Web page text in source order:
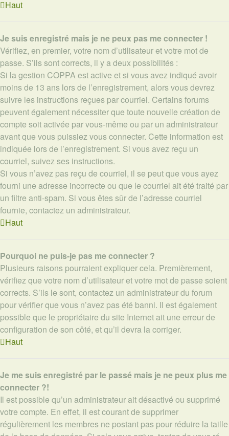
Haut
Je suis enregistré mais je ne peux pas me connecter !
Vérifiez, en premier, votre nom d’utilisateur et votre mot de
passe. S’ils sont corrects, il y a deux possibilités :
Si la gestion COPPA est active et si vous avez indiqué avoir
moins de 13 ans lors de l’enregistrement, alors vous devrez
suivre les instructions reçues par courriel. Certains forums
peuvent également nécessiter que toute nouvelle création de
compte soit activée par vous-même ou par un administrateur
avant que vous puissiez vous connecter. Cette information est
indiquée lors de l’enregistrement. Si vous avez reçu un
courriel, suivez ses instructions.
Si vous n’avez pas reçu de courriel, il se peut que vous ayez
fourni une adresse incorrecte ou que le courriel ait été traité par
un filtre anti-spam. Si vous êtes sûr de l’adresse courriel
fournie, contactez un administrateur.
Haut
Pourquoi ne puis-je pas me connecter ?
Plusieurs raisons pourraient expliquer cela. Premièrement,
vérifiez que votre nom d’utilisateur et votre mot de passe soient
corrects. S’ils le sont, contactez un administrateur du forum
pour vérifier que vous n’avez pas été banni. Il est également
possible que le propriétaire du site Internet ait une erreur de
configuration de son côté, et qu’il devra la corriger.
Haut
Je me suis enregistré par le passé mais je ne peux plus me
connecter ?!
Il est possible qu’un administrateur ait désactivé ou supprimé
votre compte. En effet, il est courant de supprimer
régulièrement les membres ne postant pas pour réduire la taille